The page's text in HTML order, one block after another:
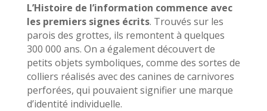
L’Histoire de l’information commence avec
les premiers signes écrits. Trouvés sur les
parois des grottes, ils remontent à quelques
300 000 ans. On a également découvert de
petits objets symboliques, comme des sortes de
colliers réalisés avec des canines de carnivores
perforées, qui pouvaient signifier une marque
d’identité individuelle.